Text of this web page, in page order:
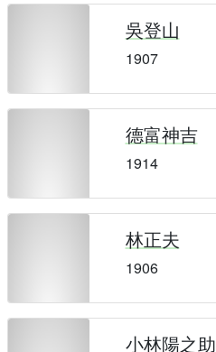
吳登山
1907
德富神吉
1914
林正夫
1906
小林陽之助